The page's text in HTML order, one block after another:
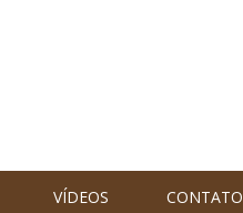
VÍDEOS CONTATO